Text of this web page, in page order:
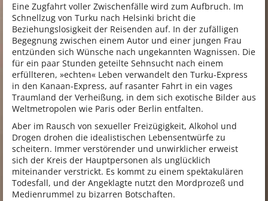
Eine Zugfahrt voller Zwischenfälle wird zum Aufbruch. Im
Schnellzug von Turku nach Helsinki bricht die
Beziehungslosigkeit der Reisenden auf. In der zufälligen
Begegnung zwischen einem Autor und einer jungen Frau
entzünden sich Wünsche nach ungekannten Wagnissen. Die
für ein paar Stunden geteilte Sehnsucht nach einem
erfüllteren, »echten« Leben verwandelt den Turku-Express
in den Kanaan-Express, auf rasanter Fahrt in ein vages
Traumland der Verheißung, in dem sich exotische Bilder aus
Weltmetropolen wie Paris oder Berlin entfalten.
Aber im Rausch von sexueller Freizügigkeit, Alkohol und
Drogen drohen die idealistischen Lebensentwürfe zu
scheitern. Immer verstörender und unwirklicher erweist
sich der Kreis der Hauptpersonen als unglücklich
miteinander verstrickt. Es kommt zu einem spektakulären
Todesfall, und der Angeklagte nutzt den Mordprozeß und
Medienrummel zu bizarren Botschaften.